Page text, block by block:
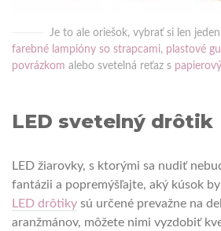
Je to ale oriešok, vybrať si len
farebné lampióny so strapcami, plastové
povrázkom alebo svetelná reťaz s
LED svetelný drôtik
LED žiarovky, s ktorými sa nudiť
fantázii a popremýšľajte, aký kúsok
LED drôtiky sú určené prevažne na
aranžmánov, môžete nimi vyzdobiť